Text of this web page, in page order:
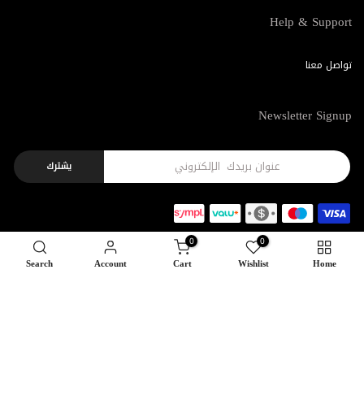
Help & Support
تواصل معنا
Newsletter Signup
يشترك
Home
0
Wishlist
0
Cart
Account
Search